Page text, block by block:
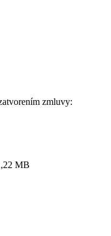
zmluvy:
MB